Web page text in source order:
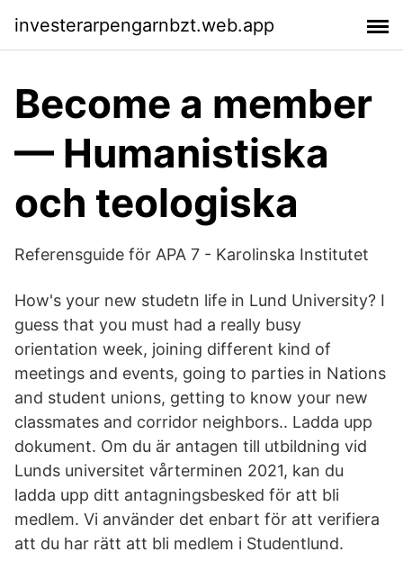
investerarpengarnbzt.web.app
Become a member
— Humanistiska
och teologiska
Referensguide för APA 7 - Karolinska Institutet
How's your new studetn life in Lund University? I
guess that you must had a really busy
orientation week, joining different kind of
meetings and events, going to parties in Nations
and student unions, getting to know your new
classmates and corridor neighbors.. Ladda upp
dokument. Om du är antagen till utbildning vid
Lunds universitet vårterminen 2021, kan du
ladda upp ditt antagningsbesked för att bli
medlem. Vi använder det enbart för att verifiera
att du har rätt att bli medlem i Studentlund.